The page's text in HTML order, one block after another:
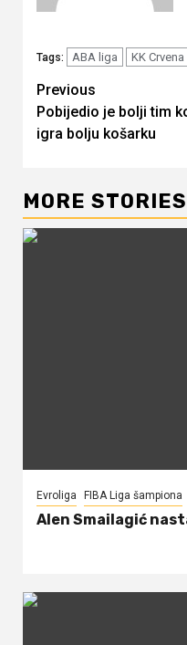
Tags: ABA liga KK
Continue
Reading
Previous
Pobijedio je bolji tim
igra bolju košarku
MORE STORIES
Evroliga FIBA Liga šampiona
Alen Smailagić